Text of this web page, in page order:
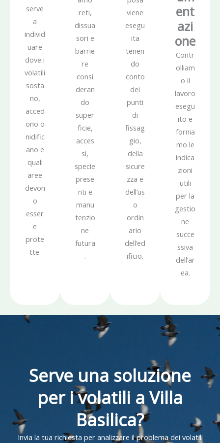
serve
a
individ
uare
dove i
volatili
sosta
no,
acced
ono o
nidific
ano e
quali
aree
devon
o
esser
e
prote
tte.
reti,
dissua
sori e
barrie
re
consi
deran
do
super
ficie,
acces
si,
specie
prese
nti e
manu
tenzio
ne
futura
.
viene
esegu
ita
tenen
do
conto
dei
punti
di
fissag
gio,
della
sicure
zza e
dell’us
o
ordin
ario
dell’ed
ificio.
ent
azi
one
Contr
olliam
o il
lavoro
esegu
ito e
fornia
mo le
indica
zioni
utili
per la
gestio
ne
succe
ssiva
dell’ar
ea.
Serve una soluzione
per i volatili a Villa
Basilica?
Invia la tua richiesta per analizzare il problema dei volatili